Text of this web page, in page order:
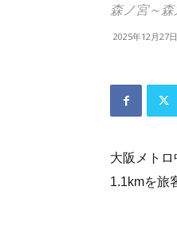
森ノ宮～
2025年12月27日
大阪メト
1.1kmを旅